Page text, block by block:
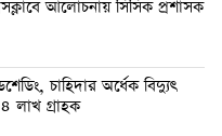
আলোচনায় সিসিক প্রশাসক
চাহিদার অর্ধেক বিদ্যুৎ
লাখ গ্রাহক